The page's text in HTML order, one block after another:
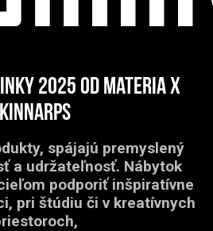
2025 od Materia x
Kinnarps
spájajú premyslený
a udržateľnosť. Nábytok
podporiť inšpiratívne
pri štúdiu či v kreatívnych